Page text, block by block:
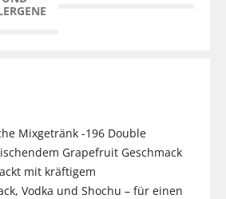
Mixgetränk -196 Double
Grapefruit Geschmack
mit kräftigem
Vodka und Shochu – für einen